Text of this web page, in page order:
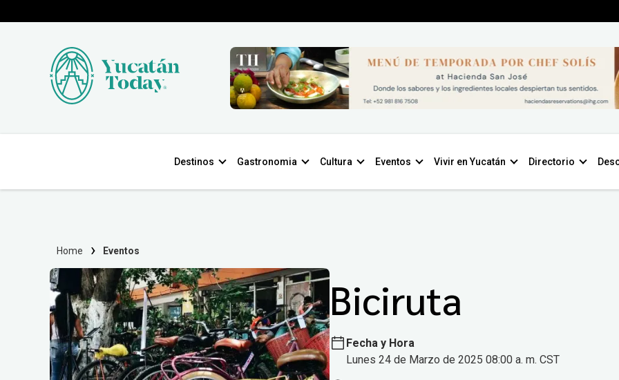
Destinos Gastronomia Cultura Eventos Vivir en Yucatán Directorio
Home Eventos
Biciruta
Fecha y Hora
Lunes 24 de Marzo de 2025 08:00 a. m. CST